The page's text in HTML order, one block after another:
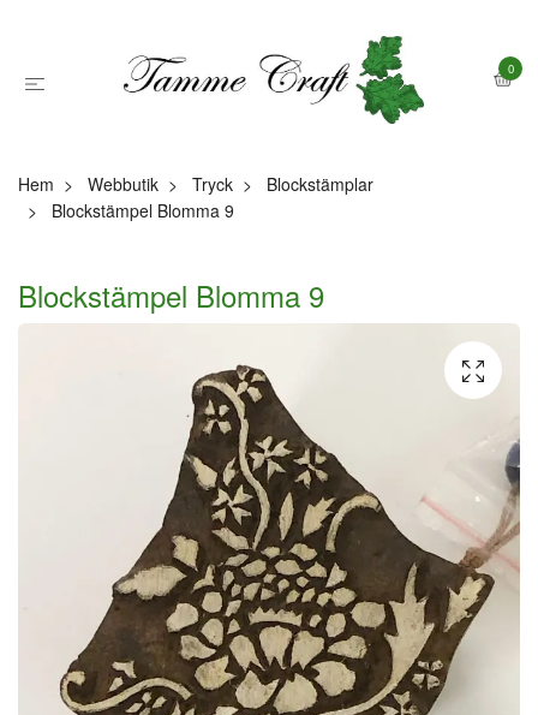
0
Hem Webbutik Tryck
Blockstämplar
Blockstämpel Blomma 9
Blockstämpel Blomma 9